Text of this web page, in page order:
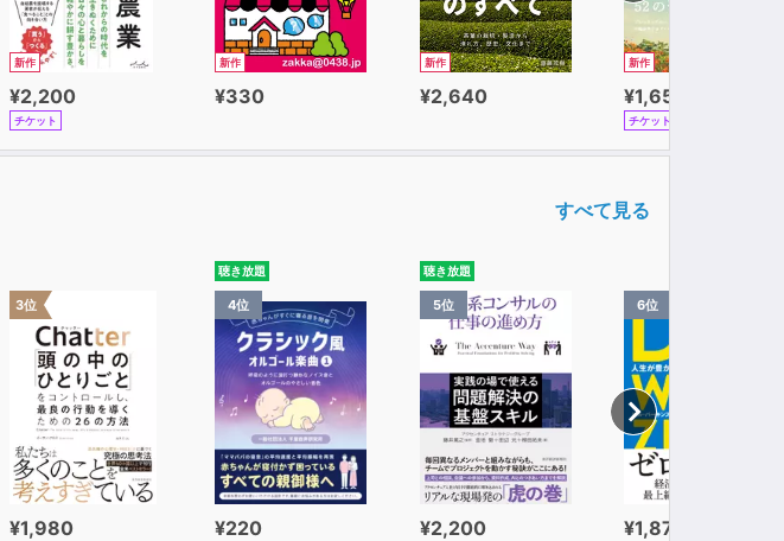
新作
¥2,200
チケット
新作
¥330
新作
¥2,640
新作
¥1,650
チケット
すべて見る
3位
¥1,980
聴き放題
4位
¥220
聴き放題
5位
¥2,200
6位
¥1,870